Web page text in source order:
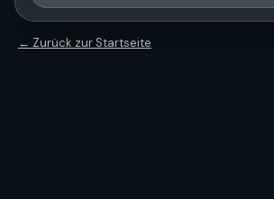
← Zurück zur Startseite